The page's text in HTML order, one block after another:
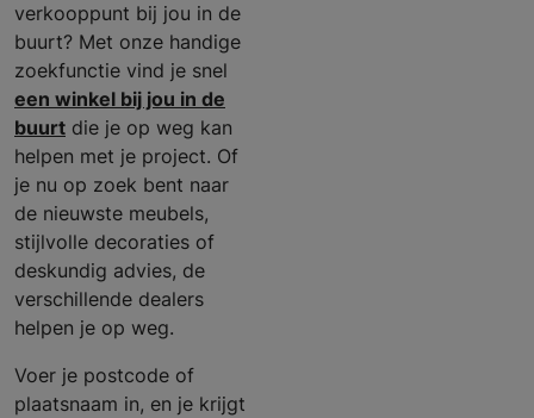
verkooppunt bij jou in de
buurt? Met onze handige
zoekfunctie vind je snel
een winkel bij jou in de
buurt die je op weg kan
helpen met je project. Of
je nu op zoek bent naar
de nieuwste meubels,
stijlvolle decoraties of
deskundig advies, de
verschillende dealers
helpen je op weg.
Voer je postcode of
plaatsnaam in, en je krijgt